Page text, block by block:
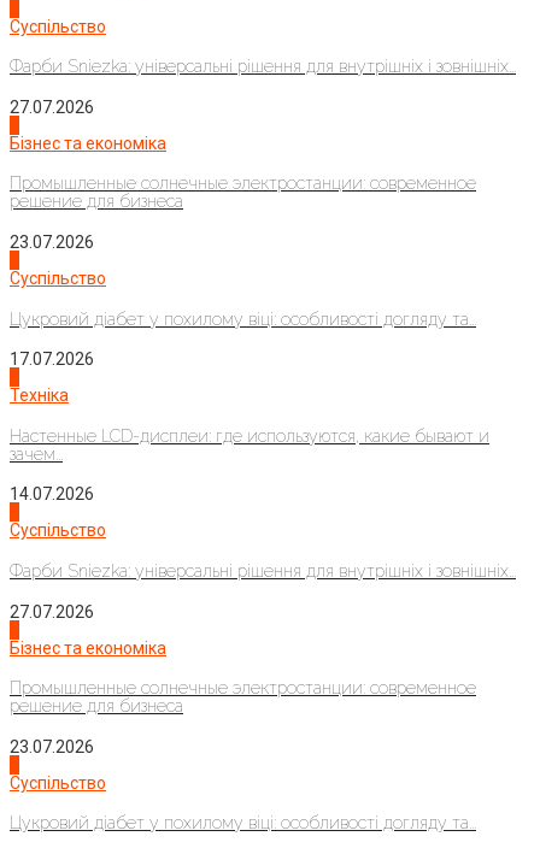
Суспільство
Фарби Sniezka: універсальні рішення для внутрішніх і зовнішніх...
27.07.2026
Бізнес та економіка
Промышленные солнечные электростанции: современное
решение для бизнеса
23.07.2026
Суспільство
Цукровий діабет у похилому віці: особливості догляду та...
17.07.2026
Техніка
Настенные LCD-дисплеи: где используются, какие бывают и
зачем...
14.07.2026
Суспільство
Фарби Sniezka: універсальні рішення для внутрішніх і зовнішніх...
27.07.2026
Бізнес та економіка
Промышленные солнечные электростанции: современное
решение для бизнеса
23.07.2026
Суспільство
Цукровий діабет у похилому віці: особливості догляду та...